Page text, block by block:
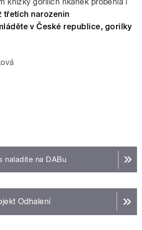
knížky gorilích říkanek proběhla i
třetích narozenin
v České republice, gorilky
naladíte na DABu
Odhalení